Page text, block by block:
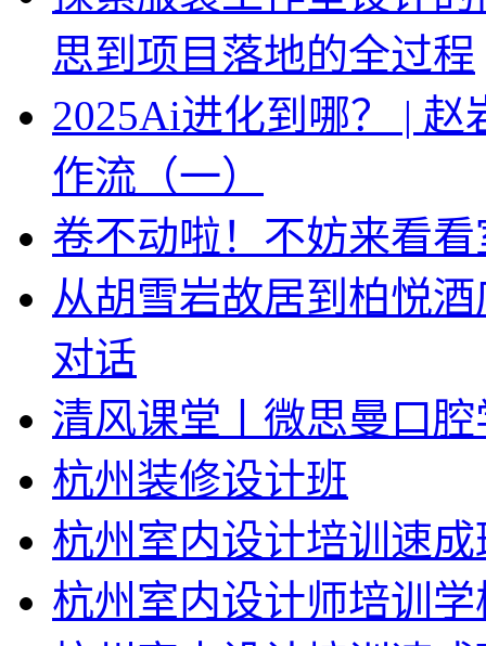
思到项目落地的全过程
2025Ai进化到哪？ |
作流（一）
卷不动啦！不妨来看
从胡雪岩故居到柏悦
对话
清风课堂丨微思曼口
杭州装修设计班
杭州室内设计培训速成
杭州室内设计师培训